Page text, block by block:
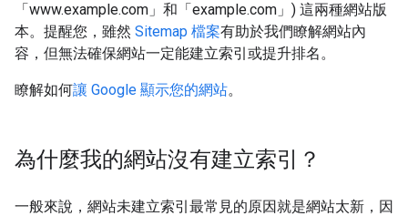
「www.example.com」和「example.com」) 這兩種網站版
本。提醒您，雖然 Sitemap 檔案有助於我們瞭解網站內
容，但無法確保網站一定能建立索引或提升排名。
瞭解如何讓 Google 顯示您的網站。
為什麼我的網站沒有建立索引？
一般來說，網站未建立索引最常見的原因就是網站太新，因